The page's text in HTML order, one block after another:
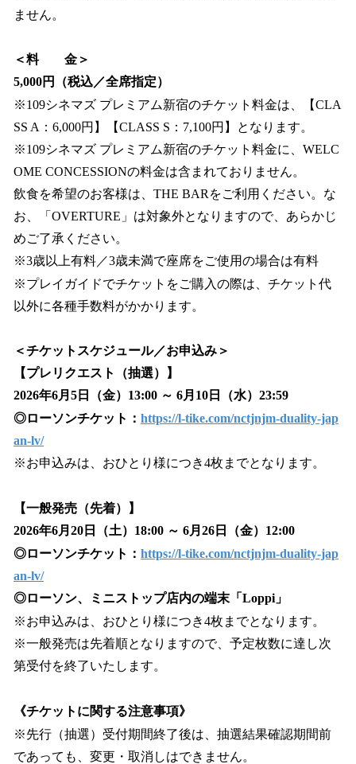
ません。
＜料 金＞
5,000円（税込／全席指定）
※109シネマズ プレミアム新宿のチケット料金は、【CLA
SS A：6,000円】【CLASS S：7,100円】となります。
※109シネマズ プレミアム新宿のチケット料金に、WELC
OME CONCESSIONの料金は含まれておりません。
飲食を希望のお客様は、THE BARをご利用ください。な
お、「OVERTURE」は対象外となりますので、あらかじ
めご了承ください。
※3歳以上有料／3歳未満で座席をご使用の場合は有料
※プレイガイドでチケットをご購入の際は、チケット代
以外に各種手数料がかかります。
＜チケットスケジュール／お申込み＞
【プレリクエスト（抽選）】
2026年6月5日（金）13:00 ～ 6月10日（水）23:59
◎ローソンチケット： https://l-tike.com/nctjnjm-duality-jap
an-lv/
※お申込みは、おひとり様につき4枚までとなります。
【一般発売（先着）】
2026年6月20日（土）18:00 ～ 6月26日（金）12:00
◎ローソンチケット： https://l-tike.com/nctjnjm-duality-jap
an-lv/
◎ローソン、ミニストップ店内の端末「Loppi」
※お申込みは、おひとり様につき4枚までとなります。
※一般発売は先着順となりますので、予定枚数に達し次
第受付を終了いたします。
《チケットに関する注意事項》
※先行（抽選）受付期間終了後は、抽選結果確認期間前
であっても、変更・取消しはできません。